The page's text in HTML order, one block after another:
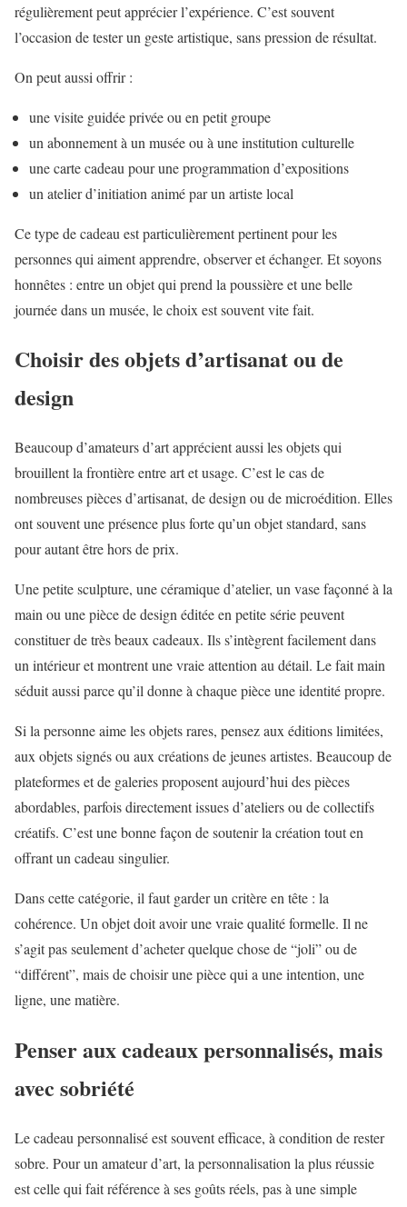
régulièrement peut apprécier l’expérience. C’est souvent
l’occasion de tester un geste artistique, sans pression de résultat.
On peut aussi offrir :
une visite guidée privée ou en petit groupe
un abonnement à un musée ou à une institution culturelle
une carte cadeau pour une programmation d’expositions
un atelier d’initiation animé par un artiste local
Ce type de cadeau est particulièrement pertinent pour les
personnes qui aiment apprendre, observer et échanger. Et soyons
honnêtes : entre un objet qui prend la poussière et une belle
journée dans un musée, le choix est souvent vite fait.
Choisir des objets d’artisanat ou de
design
Beaucoup d’amateurs d’art apprécient aussi les objets qui
brouillent la frontière entre art et usage. C’est le cas de
nombreuses pièces d’artisanat, de design ou de microédition. Elles
ont souvent une présence plus forte qu’un objet standard, sans
pour autant être hors de prix.
Une petite sculpture, une céramique d’atelier, un vase façonné à la
main ou une pièce de design éditée en petite série peuvent
constituer de très beaux cadeaux. Ils s’intègrent facilement dans
un intérieur et montrent une vraie attention au détail. Le fait main
séduit aussi parce qu’il donne à chaque pièce une identité propre.
Si la personne aime les objets rares, pensez aux éditions limitées,
aux objets signés ou aux créations de jeunes artistes. Beaucoup de
plateformes et de galeries proposent aujourd’hui des pièces
abordables, parfois directement issues d’ateliers ou de collectifs
créatifs. C’est une bonne façon de soutenir la création tout en
offrant un cadeau singulier.
Dans cette catégorie, il faut garder un critère en tête : la
cohérence. Un objet doit avoir une vraie qualité formelle. Il ne
s’agit pas seulement d’acheter quelque chose de “joli” ou de
“différent”, mais de choisir une pièce qui a une intention, une
ligne, une matière.
Penser aux cadeaux personnalisés, mais
avec sobriété
Le cadeau personnalisé est souvent efficace, à condition de rester
sobre. Pour un amateur d’art, la personnalisation la plus réussie
est celle qui fait référence à ses goûts réels, pas à une simple